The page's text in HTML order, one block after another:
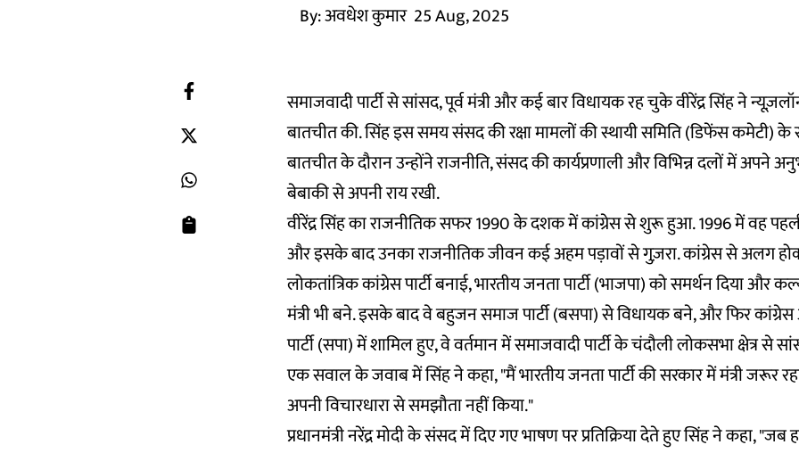
By:अवधेश कुमार 25 Aug, 2025
समाजवादी पार्टी से सांसद, पूर्व मंत्री और कई बार विधायक रह चुके वीरेंद्र सिंह ने
बातचीत की. सिंह इस समय संसद की रक्षा मामलों की स्थायी समिति (डिफेंस कमेटी) के
बातचीत के दौरान उन्होंने राजनीति, संसद की कार्यप्रणाली और विभिन्न दलों में अपने
बेबाकी से अपनी राय रखी.
वीरेंद्र सिंह का राजनीतिक सफर 1990 के दशक में कांग्रेस से शुरू हुआ. 1996 में वह
और इसके बाद उनका राजनीतिक जीवन कई अहम पड़ावों से गुज़रा. कांग्रेस से अलग
लोकतांत्रिक कांग्रेस पार्टी बनाई, भारतीय जनता पार्टी (भाजपा) को समर्थन दिया और
मंत्री भी बने. इसके बाद वे बहुजन समाज पार्टी (बसपा) से विधायक बने, और फिर
पार्टी (सपा) में शामिल हुए, वे वर्तमान में समाजवादी पार्टी के चंदौली लोकसभा क्षेत्र से
एक सवाल के जवाब में सिंह ने कहा, "मैं भारतीय जनता पार्टी की सरकार में मंत्री जरूर
अपनी विचारधारा से समझौता नहीं किया."
प्रधानमंत्री नरेंद्र मोदी के संसद में दिए गए भाषण पर प्रतिक्रिया देते हुए सिंह ने कहा,